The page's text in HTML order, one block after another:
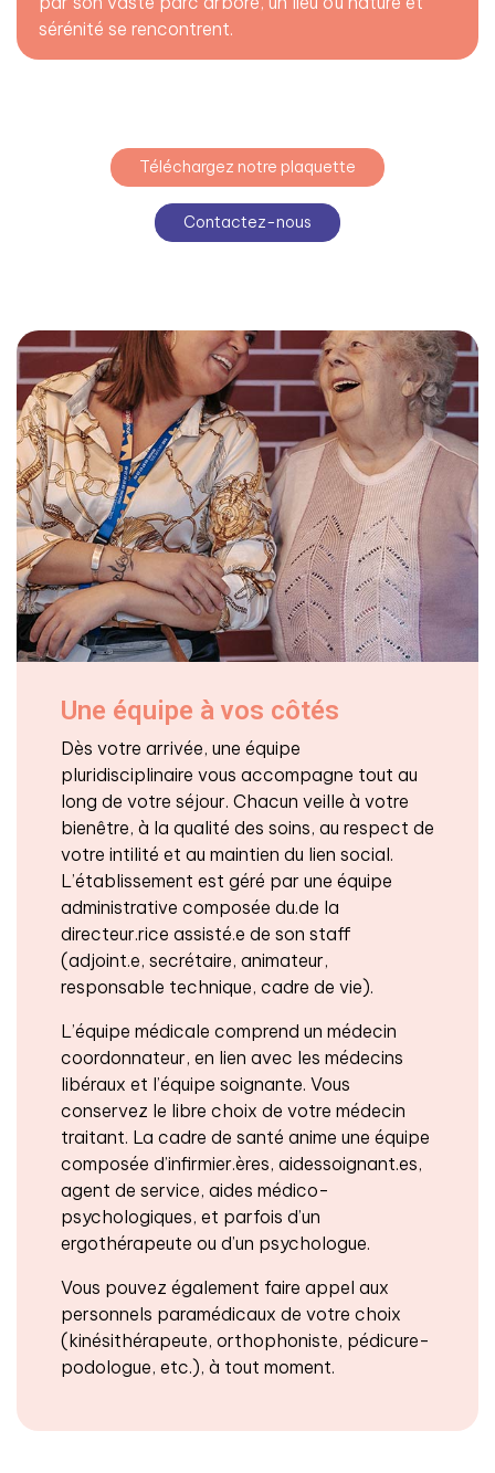
sérénité se rencontrent.
Téléchargez notre plaquette
Contactez-nous
Une équipe à vos côtés
Dès votre arrivée, une équipe
pluridisciplinaire vous accompagne tout au
long de votre séjour. Chacun veille à votre
bienêtre, à la qualité des soins, au respect de
votre intilité et au maintien du lien social.
L’établissement est géré par une équipe
administrative composée du.de la
directeur.rice assisté.e de son staff
(adjoint.e, secrétaire, animateur,
responsable technique, cadre de vie).
L’équipe médicale comprend un médecin
coordonnateur, en lien avec les médecins
libéraux et l’équipe soignante. Vous
conservez le libre choix de votre médecin
traitant. La cadre de santé anime une équipe
composée d’infirmier.ères, aidessoignant.es,
agent de service, aides médico-
psychologiques, et parfois d’un
ergothérapeute ou d’un psychologue.
Vous pouvez également faire appel aux
personnels paramédicaux de votre choix
(kinésithérapeute, orthophoniste, pédicure-
podologue, etc.), à tout moment.